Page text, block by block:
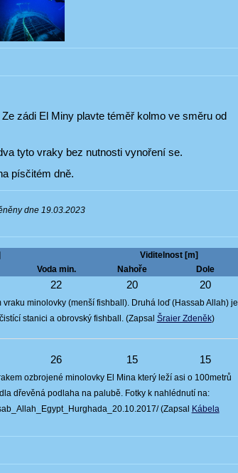
zádi El Miny plavte téměř kolmo ve směru od
tyto vraky bez nutnosti vynoření se.
písčitém dně.
dne 19.03.2023
Viditelnost [m]
Voda min. Nahoře Dole
22 20 20
minolovky (menší fishball). Druhá loď (Hassab Allah) je
stanici a obrovský fishball. (Zapsal Šraier Zdeněk)
26 15 15
ozbrojené minolovky El Mina který leží asi o 100metrů
dřevěná podlaha na palubě. Fotky k nahlédnutí na:
(Zapsal Kábela